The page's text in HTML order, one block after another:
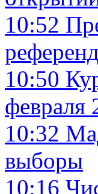
10:52
10:50
февраля
10:32
выборы
10:16